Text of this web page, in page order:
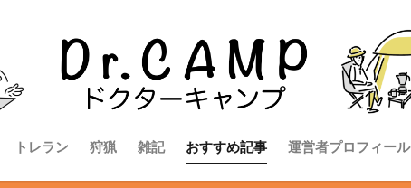
トレラン 狩猟 雑記 おすすめ記事 運営者プロフィール